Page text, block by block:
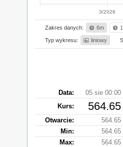
3/2026
Zakres danych: 6m
Typ wykresu: liniowy
Data:
05 sie 00:00
Kurs: 564.65
Otwarcie:
564.65
Min:
564.65
Max:
564.65